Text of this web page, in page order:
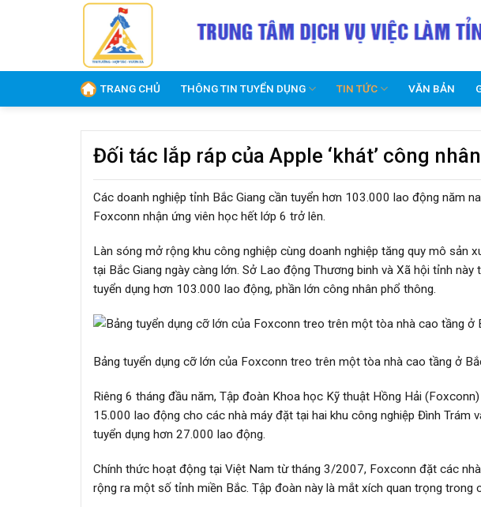
TRANG CHỦ THÔNG TIN TUYỂN DỤNG TIN TỨC VĂN BẢN
Đối tác lắp ráp của Apple ‘khát’ công
Các doanh nghiệp tỉnh Bắc Giang cần tuyển hơn 103.000 lao động năm
Foxconn nhận ứng viên học hết lớp 6 trở lên.
Làn sóng mở rộng khu công nghiệp cùng doanh nghiệp tăng quy mô sản
tại Bắc Giang ngày càng lớn. Sở Lao động Thương binh và Xã hội tỉnh
tuyển dụng hơn 103.000 lao động, phần lớn công nhân phổ thông.
Bảng tuyển dụng cỡ lớn của Foxconn treo trên một tòa nhà cao tầng ở
Riêng 6 tháng đầu năm, Tập đoàn Khoa học Kỹ thuật Hồng Hải
15.000 lao động cho các nhà máy đặt tại hai khu công nghiệp Đình Trám
tuyển dụng hơn 27.000 lao động.
Chính thức hoạt động tại Việt Nam từ tháng 3/2007, Foxconn đặt các
rộng ra một số tỉnh miền Bắc. Tập đoàn này là mắt xích quan trọng trong